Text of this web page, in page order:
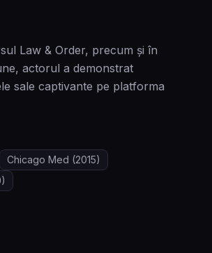
Law & Order, precum și în
actorul a demonstrat
sale captivante pe platforma
Chicago Med (2015)